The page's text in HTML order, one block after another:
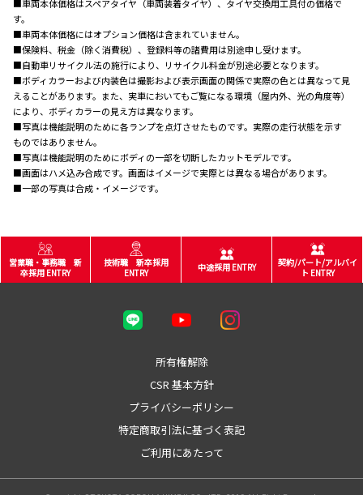
■車両本体価格はスペアタイヤ（車両装着タイヤ）、タイヤ交換用工具付の価格で
す。
■車両本体価格にはオプション価格は含まれていません。
■保険料、税金（除く消費税）、登録料等の諸費用は別途申し受けます。
■自動車リサイクル法の施行により、リサイクル料金が別途必要となります。
■ボディカラーおよび内装色は撮影および表示画面の関係で実際の色とは異なって見
えることがあります。また、実車においてもご覧になる環境（屋内外、光の角度等）
により、ボディカラーの見え方は異なります。
■写真は機能説明のために各ランプを点灯させたものです。実際の走行状態を示す
ものではありません。
■写真は機能説明のためにボディの一部を切断したカットモデルです。
■画面はハメ込み合成です。画面はイメージで実際とは異なる場合があります。
■一部の写真は合成・イメージです。
営業職・事務職 新
卒採用 ENTRY
技術職 新卒採用
ENTRY
中途採用 ENTRY
契約/パート/アルバイ
ト ENTRY
所有権解除
CSR 基本方針
プライバシーポリシー
特定商取引法に基づく表記
ご利用にあたって